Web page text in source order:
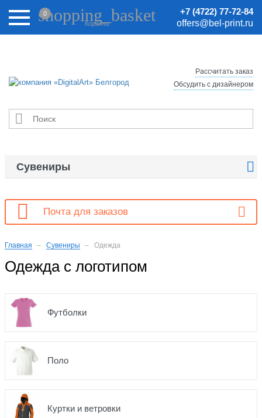
Внимание! Цены на сайте могут быть неактуальными.
Актуальные цены уточняйте у менеджеров.
+7 (4722) 77-72-84
offers@bel-print.ru
shopping_basket
Корзина
0

Рассчитать заказ
Обсудить с дизайнером
Сувениры 
 Почта для заказов
Главная Сувениры Одежда
Одежда с логотипом
Футболки
Поло
Куртки и ветровки